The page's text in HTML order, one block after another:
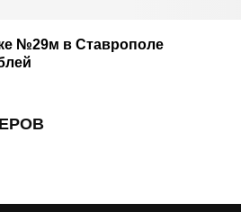
№29м в Ставрополе